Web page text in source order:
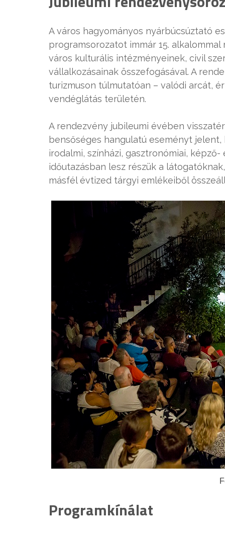
A város hagyományos nyárbúcsúztató
programsorozatot immár 15.
város kulturális intézményeinek, civil
vállalkozásainak összefogásával. A
turizmuson túlmutatóan – valódi arcát,
vendéglátás területén.
A rendezvény jubileumi évében
bensőséges hangulatú eseményt
irodalmi, színházi, gasztronómiai,
időutazásban lesz részük a
másfél évtized tárgyi emlékeiből
Programkínálat